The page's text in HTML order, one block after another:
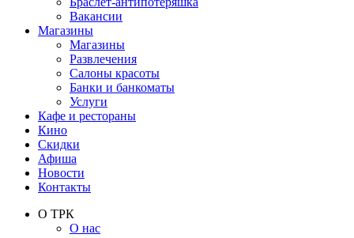
Вакансии
Магазины
Магазины
Развлечения
Салоны красоты
Банки и банкоматы
Услуги
Кафе и рестораны
Кино
Скидки
Афиша
Новости
Контакты
О ТРК
О нас